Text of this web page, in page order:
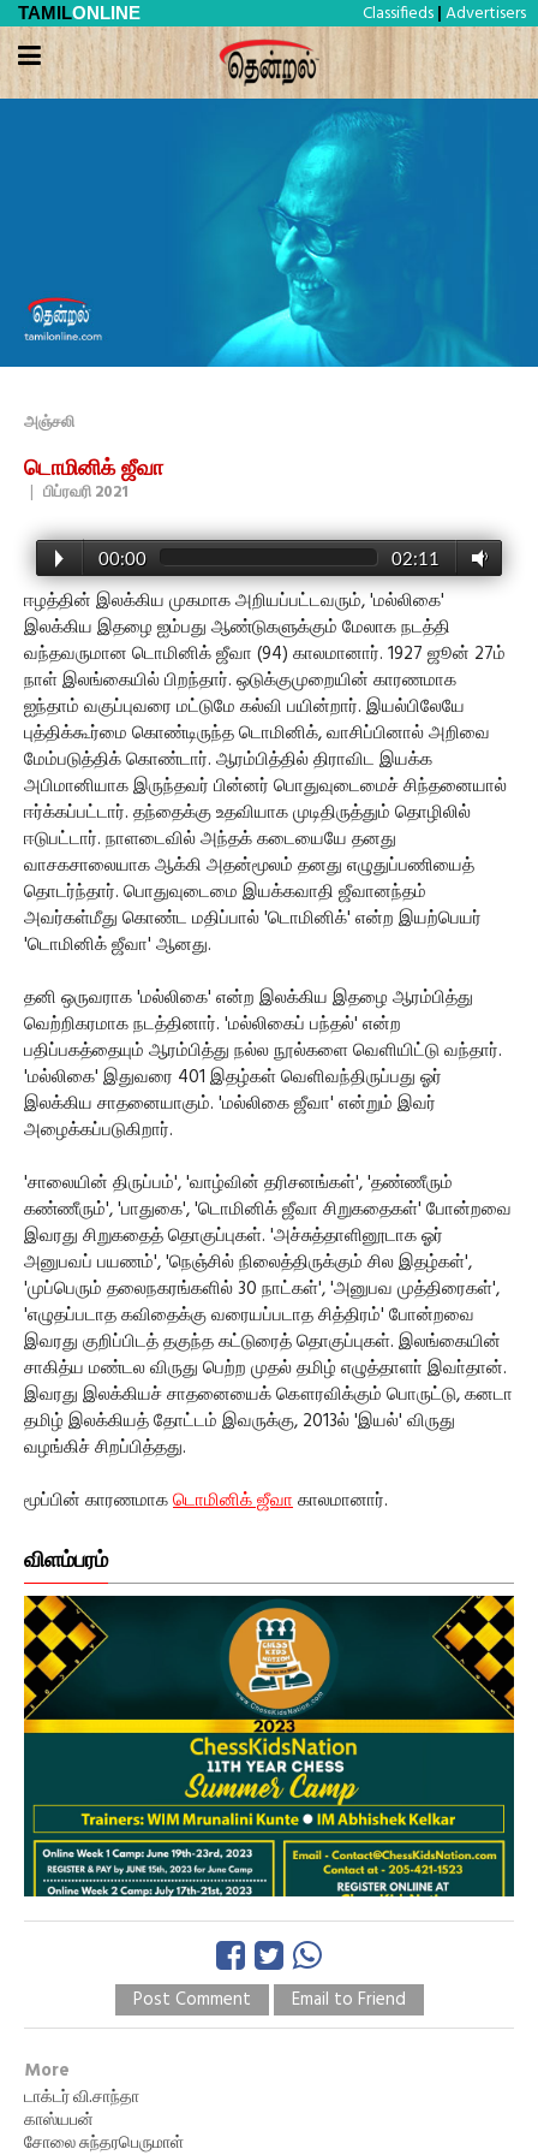
TAMILONLINE Classifieds | Advertisers
அஞ்சலி
டொமினிக் ஜீவா
| பிப்ரவரி 2021
00:00 02:11
ஈழத்தின் இலக்கிய முகமாக அறியப்பட்டவரும், 'மல்லிகை'
இலக்கிய இதழை ஐம்பது ஆண்டுகளுக்கும் மேலாக நடத்தி
வந்தவருமான டொமினிக் ஜீவா (94) காலமானார். 1927 ஜூன் 27ம்
நாள் இலங்கையில் பிறந்தார். ஒடுக்குமுறையின் காரணமாக
ஐந்தாம் வகுப்புவரை மட்டுமே கல்வி பயின்றார். இயல்பிலேயே
புத்திக்கூர்மை கொண்டிருந்த டொமினிக், வாசிப்பினால் அறிவை
மேம்படுத்திக் கொண்டார். ஆரம்பித்தில் திராவிட இயக்க
அபிமானியாக இருந்தவர் பின்னர் பொதுவுடைமைச் சிந்தனையால்
ஈர்க்கப்பட்டார். தந்தைக்கு உதவியாக முடிதிருத்தும் தொழிலில்
ஈடுபட்டார். நாளடைவில் அந்தக் கடையையே தனது
வாசகசாலையாக ஆக்கி அதன்மூலம் தனது எழுதுப்பணியைத்
தொடர்ந்தார். பொதுவுடைமை இயக்கவாதி ஜீவானந்தம்
அவர்கள்மீது கொண்ட மதிப்பால் 'டொமினிக்' என்ற இயற்பெயர்
'டொமினிக் ஜீவா' ஆனது.
தனி ஒருவராக 'மல்லிகை' என்ற இலக்கிய இதழை ஆரம்பித்து
வெற்றிகரமாக நடத்தினார். 'மல்லிகைப் பந்தல்' என்ற
பதிப்பகத்தையும் ஆரம்பித்து நல்ல நூல்களை வெளியிட்டு வந்தார்.
'மல்லிகை' இதுவரை 401 இதழ்கள் வெளிவந்திருப்பது ஓர்
இலக்கிய சாதனையாகும். 'மல்லிகை ஜீவா' என்றும் இவர்
அழைக்கப்படுகிறார்.
'சாலையின் திருப்பம்', 'வாழ்வின் தரிசனங்கள்', 'தண்ணீரும்
கண்ணீரும்', 'பாதுகை', 'டொமினிக் ஜீவா சிறுகதைகள்' போன்றவை
இவரது சிறுகதைத் தொகுப்புகள். 'அச்சுத்தாளினூடாக ஓர்
அனுபவப் பயணம்', 'நெஞ்சில் நிலைத்திருக்கும் சில இதழ்கள்',
'முப்பெரும் தலைநகரங்களில் 30 நாட்கள்', 'அனுபவ முத்திரைகள்',
'எழுதப்படாத கவிதைக்கு வரையப்படாத சித்திரம்' போன்றவை
இவரது குறிப்பிடத் தகுந்த கட்டுரைத் தொகுப்புகள். இலங்கையின்
சாகித்ய மண்டல விருது பெற்ற முதல் தமிழ் எழுத்தாளா் இவா்தான்.
இவரது இலக்கியச் சாதனையைக் கௌரவிக்கும் பொருட்டு, கனடா
தமிழ் இலக்கியத் தோட்டம் இவருக்கு, 2013ல் 'இயல்' விருது
வழங்கிச் சிறப்பித்தது.
மூப்பின் காரணமாகடொமினிக் ஜீவாகாலமானார்.
விளம்பரம்
Post Comment Email to Friend
More
டாக்டர் வி.சாந்தா
காஸ்யபன்
சோலை சுந்தரபெருமாள்